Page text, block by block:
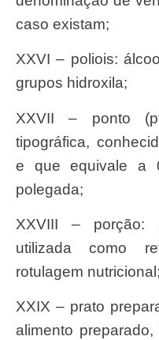
caso existam;
XXVI – poliois: álcoois contendo mais de dois
grupos hidroxila;
XXVII – ponto (pt): unidade de medida
tipográfica,
e que equivale a
polegada;
XXVIII – porção: quantidade de alimento
utilizada como
rotulagem nutricional;
XXIX – prato preparado semipronto ou pronto:
alimento